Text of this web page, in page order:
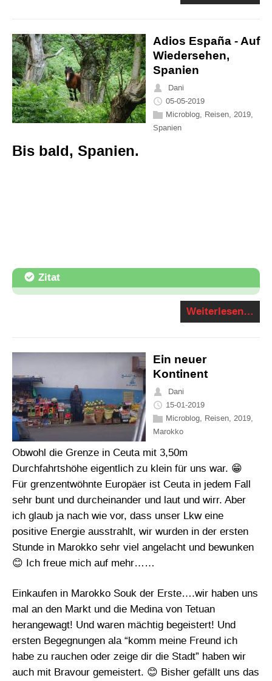
Adios España - Auf
Wiedersehen,
Spanien
Dani
05-05-2019
Microblog, Reisen, 2019,
Spanien
Bis bald, Spanien.
Zitat
Weiterlesen…
Ein neuer
Kontinent
Dani
15-01-2019
Microblog, Reisen, 2019,
Marokko
Obwohl die Grenze in Ceuta mit 3,50m
Durchfahrtshöhe eigentlich zu klein für uns war. 😁
Für grenzentwöhnte Europäer ist Ceuta in jedem Fall
sehr bunt und durcheinander und laut und wirr. Aber
ich glaub ja nach wie vor, dass unser Lkw eine
positive Energie ausstrahlt, wir wurden in der ersten
Stunde in Marokko sehr viel angelacht und bewunken
😊 Ich freue mich auf mehr……
Einkaufen in Marokko Souk der Erste….wir haben uns
mal an den Markt und die Medina von Tetuan
herangewagt! Und waren mächtig begeistert! Und
ersten Begegnungen ala “komm meine Freund ich
habe zu rauchen oder zeige dir die Stadt” haben wir
auch mit Bravour gemeistert. 😊 Bisher gefällt uns das